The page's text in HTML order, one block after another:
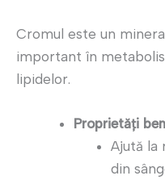
Cromul este un
important în
lipidelor.
Proprietăți
Ajută la
din